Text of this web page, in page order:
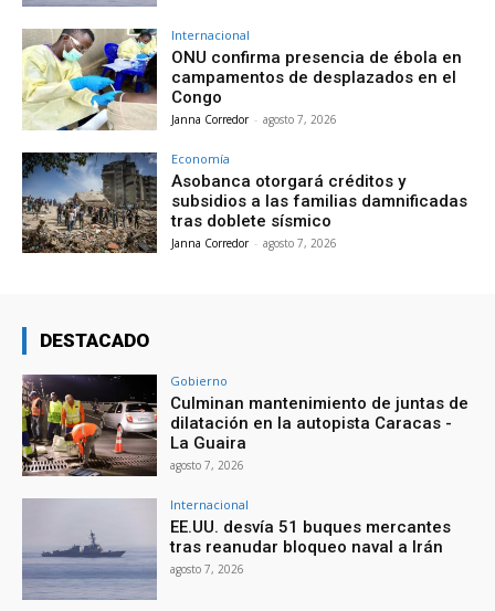
Internacional
ONU confirma presencia de ébola en
campamentos de desplazados en el
Congo
Janna Corredor - agosto 7, 2026
Economía
Asobanca otorgará créditos y
subsidios a las familias damnificadas
tras doblete sísmico
Janna Corredor - agosto 7, 2026
DESTACADO
Gobierno
Culminan mantenimiento de juntas de
dilatación en la autopista Caracas -
La Guaira
agosto 7, 2026
Internacional
EE.UU. desvía 51 buques mercantes
tras reanudar bloqueo naval a Irán
agosto 7, 2026